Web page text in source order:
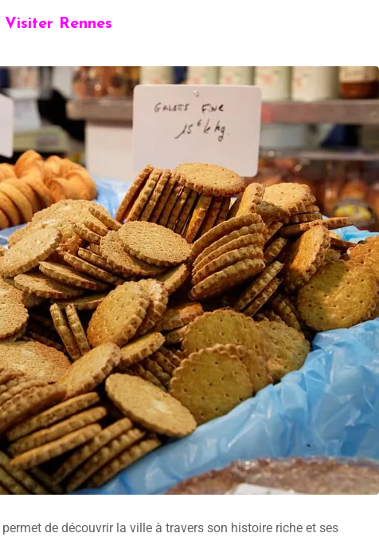
Visiter Rennes
permet de découvrir la ville à travers son histoire riche et ses